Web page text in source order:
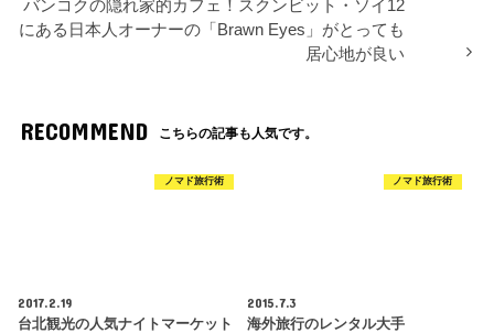
バンコクの隠れ家的カフェ！スクンビット・ソイ12
にある日本人オーナーの「Brawn Eyes」がとっても
居心地が良い
RECOMMEND こちらの記事も人気です。
ノマド旅行術
2017.2.19
台北観光の人気ナイトマーケット
ノマド旅行術
2015.7.3
海外旅行のレンタル大手